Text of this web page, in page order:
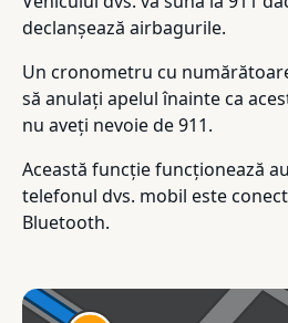
declanșează airbagurile.
Un cronometru cu
să anulați apelul înainte ca
nu aveți nevoie de 911.
Această funcție funcționează
telefonul dvs. mobil este
Bluetooth.